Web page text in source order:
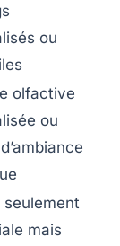
ou
olfactive
ou
mais